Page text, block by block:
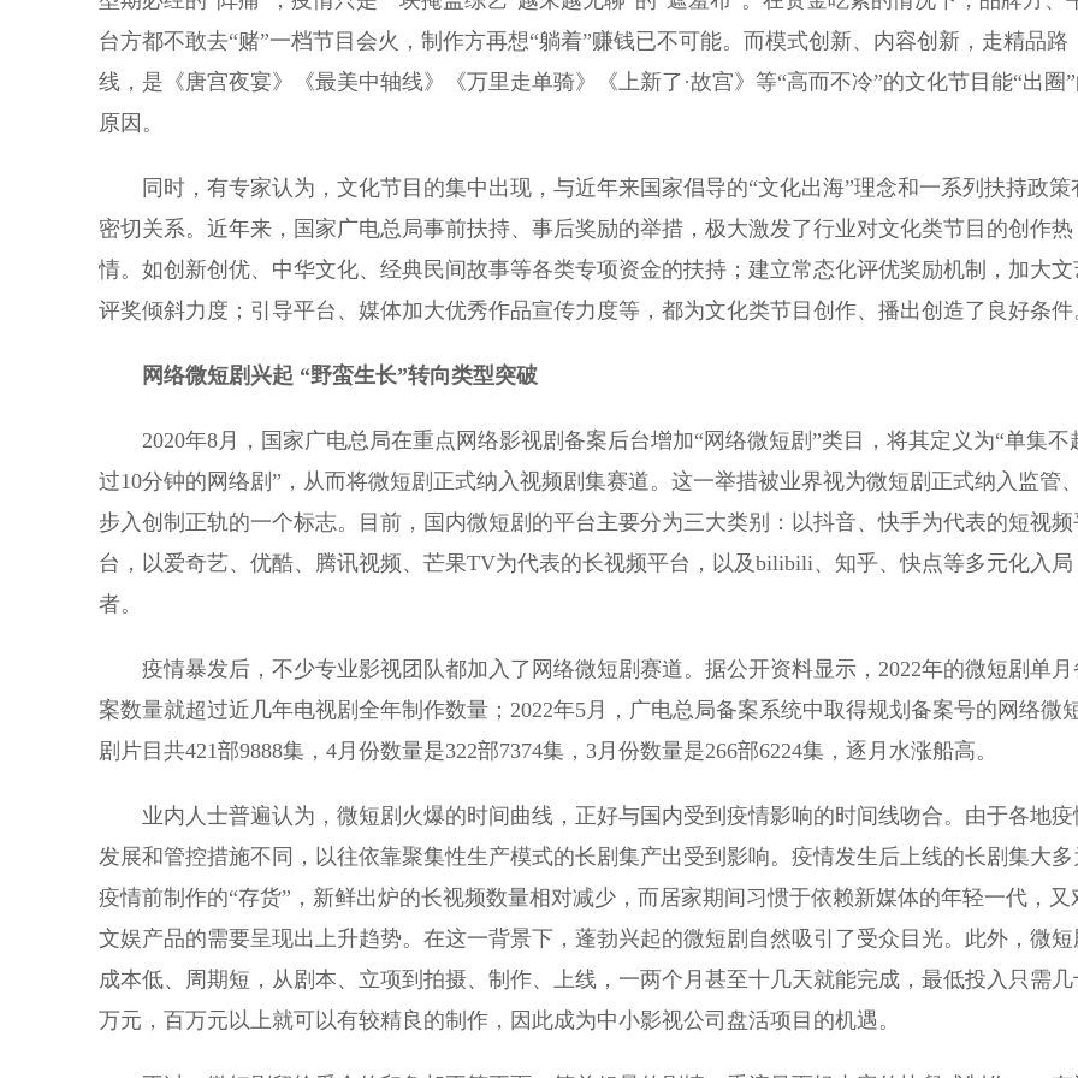
台方都不敢去“赌”一档节目会火，制作方再想“躺着”赚钱已不可能。而模式创新、内容创新，走精品路
线，是《唐宫夜宴》《最美中轴线》《万里走单骑》《上新了·故宫》等“高而不冷”的文化节目能“出圈
原因。
同时，有专家认为，文化节目的集中出现，与近年来国家倡导的“文化出海”理念和一系列扶持政策
密切关系。近年来，国家广电总局事前扶持、事后奖励的举措，极大激发了行业对文化类节目的创作热
情。如创新创优、中华文化、经典民间故事等各类专项资金的扶持；建立常态化评优奖励机制，加大文
评奖倾斜力度；引导平台、媒体加大优秀作品宣传力度等，都为文化类节目创作、播出创造了良好条件
网络微短剧兴起 “野蛮生长”转向类型突破
2020年8月，国家广电总局在重点网络影视剧备案后台增加“网络微短剧”类目，将其定义为“单集不
过10分钟的网络剧”，从而将微短剧正式纳入视频剧集赛道。这一举措被业界视为微短剧正式纳入监管、
步入创制正轨的一个标志。目前，国内微短剧的平台主要分为三大类别：以抖音、快手为代表的短视频
台，以爱奇艺、优酷、腾讯视频、芒果TV为代表的长视频平台，以及bilibili、知乎、快点等多元化入局
者。
疫情暴发后，不少专业影视团队都加入了网络微短剧赛道。据公开资料显示，2022年的微短剧单月
案数量就超过近几年电视剧全年制作数量；2022年5月，广电总局备案系统中取得规划备案号的网络微
剧片目共421部9888集，4月份数量是322部7374集，3月份数量是266部6224集，逐月水涨船高。
业内人士普遍认为，微短剧火爆的时间曲线，正好与国内受到疫情影响的时间线吻合。由于各地疫
发展和管控措施不同，以往依靠聚集性生产模式的长剧集产出受到影响。疫情发生后上线的长剧集大多
疫情前制作的“存货”，新鲜出炉的长视频数量相对减少，而居家期间习惯于依赖新媒体的年轻一代，又
文娱产品的需要呈现出上升趋势。在这一背景下，蓬勃兴起的微短剧自然吸引了受众目光。此外，微短
成本低、周期短，从剧本、立项到拍摄、制作、上线，一两个月甚至十几天就能完成，最低投入只需几
万元，百万元以上就可以有较精良的制作，因此成为中小影视公司盘活项目的机遇。